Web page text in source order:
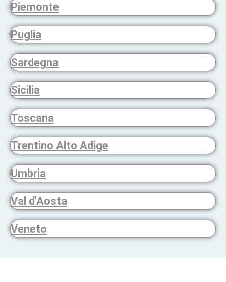
Piemonte
Puglia
Sardegna
Sicilia
Toscana
Trentino Alto Adige
Umbria
Val d'Aosta
Veneto